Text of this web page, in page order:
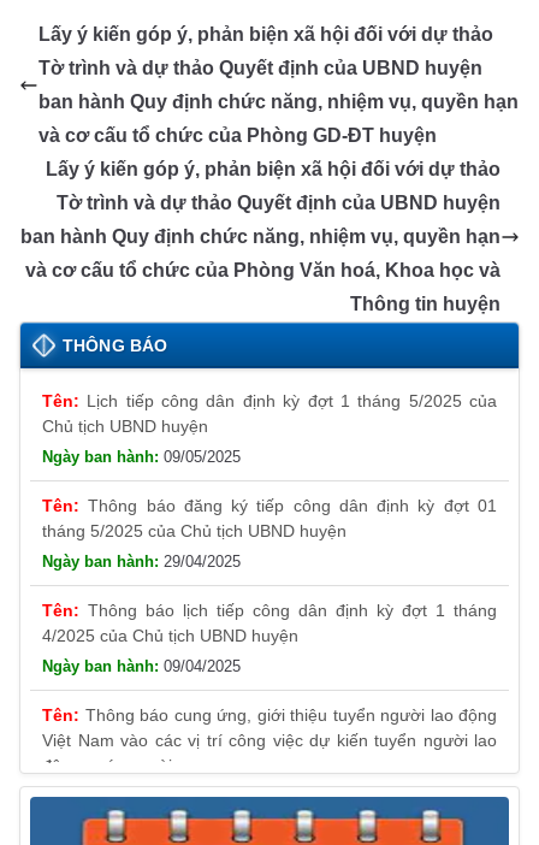
b
o
o
k
n
g
er
A
p
p
dI
n
a
m
e
Tr
a
sl
at
e
y
Li
n
k
Lấy ý kiến góp ý, phản biện xã hội đối với dự thảo
Tờ trình và dự thảo Quyết định của UBND huyện
ban hành Quy định chức năng, nhiệm vụ, quyền hạn
và cơ cấu tổ chức của Phòng GD-ĐT huyện
Lấy ý kiến góp ý, phản biện xã hội đối với dự thảo
Tờ trình và dự thảo Quyết định của UBND huyện
ban hành Quy định chức năng, nhiệm vụ, quyền hạn
và cơ cấu tổ chức của Phòng Văn hoá, Khoa học và
Thông tin huyện
THÔNG BÁO
Lịch tiếp công dân định kỳ đợt 1 tháng 5/2025 của
Chủ tịch UBND huyện
Thông báo đăng ký tiếp công dân định kỳ đợt 01
tháng 5/2025 của Chủ tịch UBND huyện
Thông báo lịch tiếp công dân định kỳ đợt 1 tháng
4/2025 của Chủ tịch UBND huyện
Thông báo cung ứng, giới thiệu tuyển người lao động
Việt Nam vào các vị trí công việc dự kiến tuyển người lao
động nước ngoài
31/03/2025
Thông báo treo cờ Tổ quốc nhân kỷ niệm 50 năm